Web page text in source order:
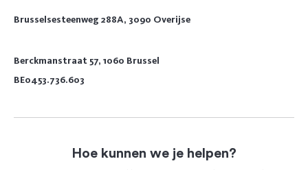
Brusselsesteenweg 288A, 3090 Overijse
Berckmanstraat 57, 1060 Brussel
BE0453.736.603
Hoe kunnen we je helpen?